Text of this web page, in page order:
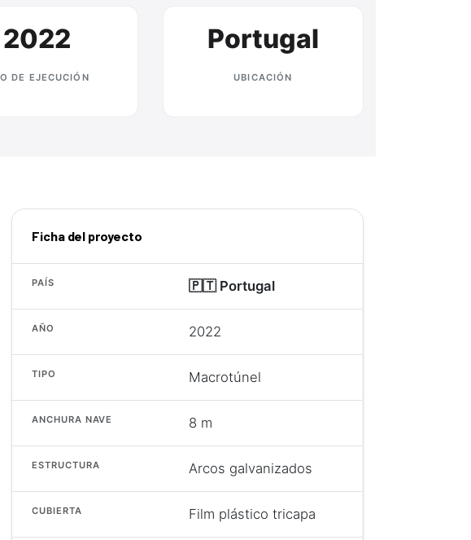
2022
DE EJECUCIÓN
Portugal
UBICACIÓN
Ficha del proyecto
PAÍS 🇵🇹 Portugal
AÑO 2022
TIPO Macrotúnel
ANCHURA NAVE 8 m
ESTRUCTURA Arcos galvanizados
CUBIERTA Film plástico tricapa